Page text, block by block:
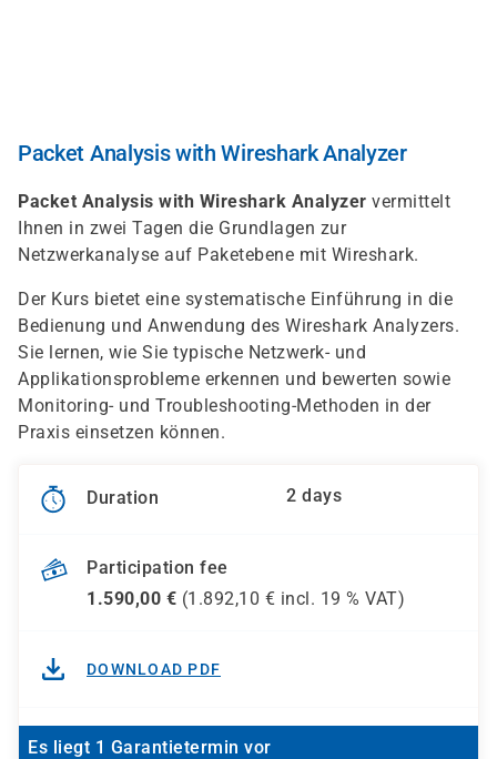
Packet Analysis with Wireshark Analyzer
Packet Analysis with Wireshark Analyzer vermittelt
Ihnen in zwei Tagen die Grundlagen zur
Netzwerkanalyse auf Paketebene mit Wireshark.
Der Kurs bietet eine systematische Einführung in die
Bedienung und Anwendung des Wireshark Analyzers.
Sie lernen, wie Sie typische Netzwerk- und
Applikationsprobleme erkennen und bewerten sowie
Monitoring- und Troubleshooting-Methoden in der
Praxis einsetzen können.
Duration 2 days
Participation fee
1.590,00 € (1.892,10 € incl. 19 % VAT)
DOWNLOAD PDF
Es liegt 1 Garantietermin vor